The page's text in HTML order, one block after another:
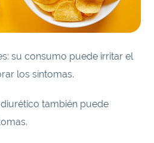
su consumo puede irritar el
los síntomas.
también puede